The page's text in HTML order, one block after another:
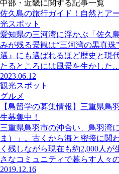
中部・近畿に関する記事一覧
佐久島の旅行ガイド！自然とア
光スポット
愛知県の三河湾に浮かぶ「佐久
みが残る景観は“三河湾の黒真
選』にも選ばれるほど歴史と現
たるところには風景を生かした
2023.06.12
観光スポット
グルメ
【島留学の募集情報】三重県鳥
生募集中！
三重県鳥羽市の沖合い、鳥羽湾
ま）」。古くから海と密接に関
く残しながら現在も約2,000人
さなコミュニティで暮らす人々
2019.12.16